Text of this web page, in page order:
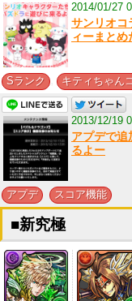
2014/01/27
サンリオコ
ィーまとめ
Sランク キティちゃん
2013/12/19
アプデで追
るよー
アプデ スコア機能
■新究極